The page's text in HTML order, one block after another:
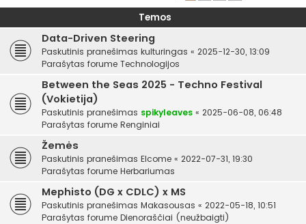
Temos
Data-Driven Steering
Paskutinis pranešimas kulturingas « 2025-12-30, 13:09
Parašytas forume Technologijos
Between the Seas 2025 - Techno Festival
(Vokietija)
Paskutinis pranešimas spikyleaves « 2025-06-08, 06:48
Parašytas forume Renginiai
Žemės
Paskutinis pranešimas Elcome « 2022-07-31, 19:30
Parašytas forume Herbariumas
Mephisto (DG x CDLC) x MS
Paskutinis pranešimas Makasousas « 2022-05-18, 10:51
Parašytas forume Dienoraščiai (neužbaigti)